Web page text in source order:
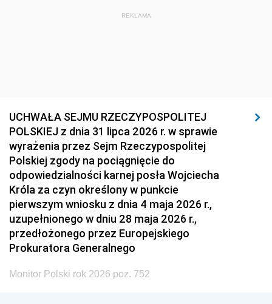
REKLAMA
UCHWAŁA SEJMU RZECZYPOSPOLITEJ
POLSKIEJ z dnia 31 lipca 2026 r. w sprawie
wyrażenia przez Sejm Rzeczypospolitej
Polskiej zgody na pociągnięcie do
odpowiedzialności karnej posła Wojciecha
Króla za czyn określony w punkcie
pierwszym wniosku z dnia 4 maja 2026 r.,
uzupełnionego w dniu 28 maja 2026 r.,
przedłożonego przez Europejskiego
Prokuratora Generalnego
Monitor Polski rok 2026 poz. 752